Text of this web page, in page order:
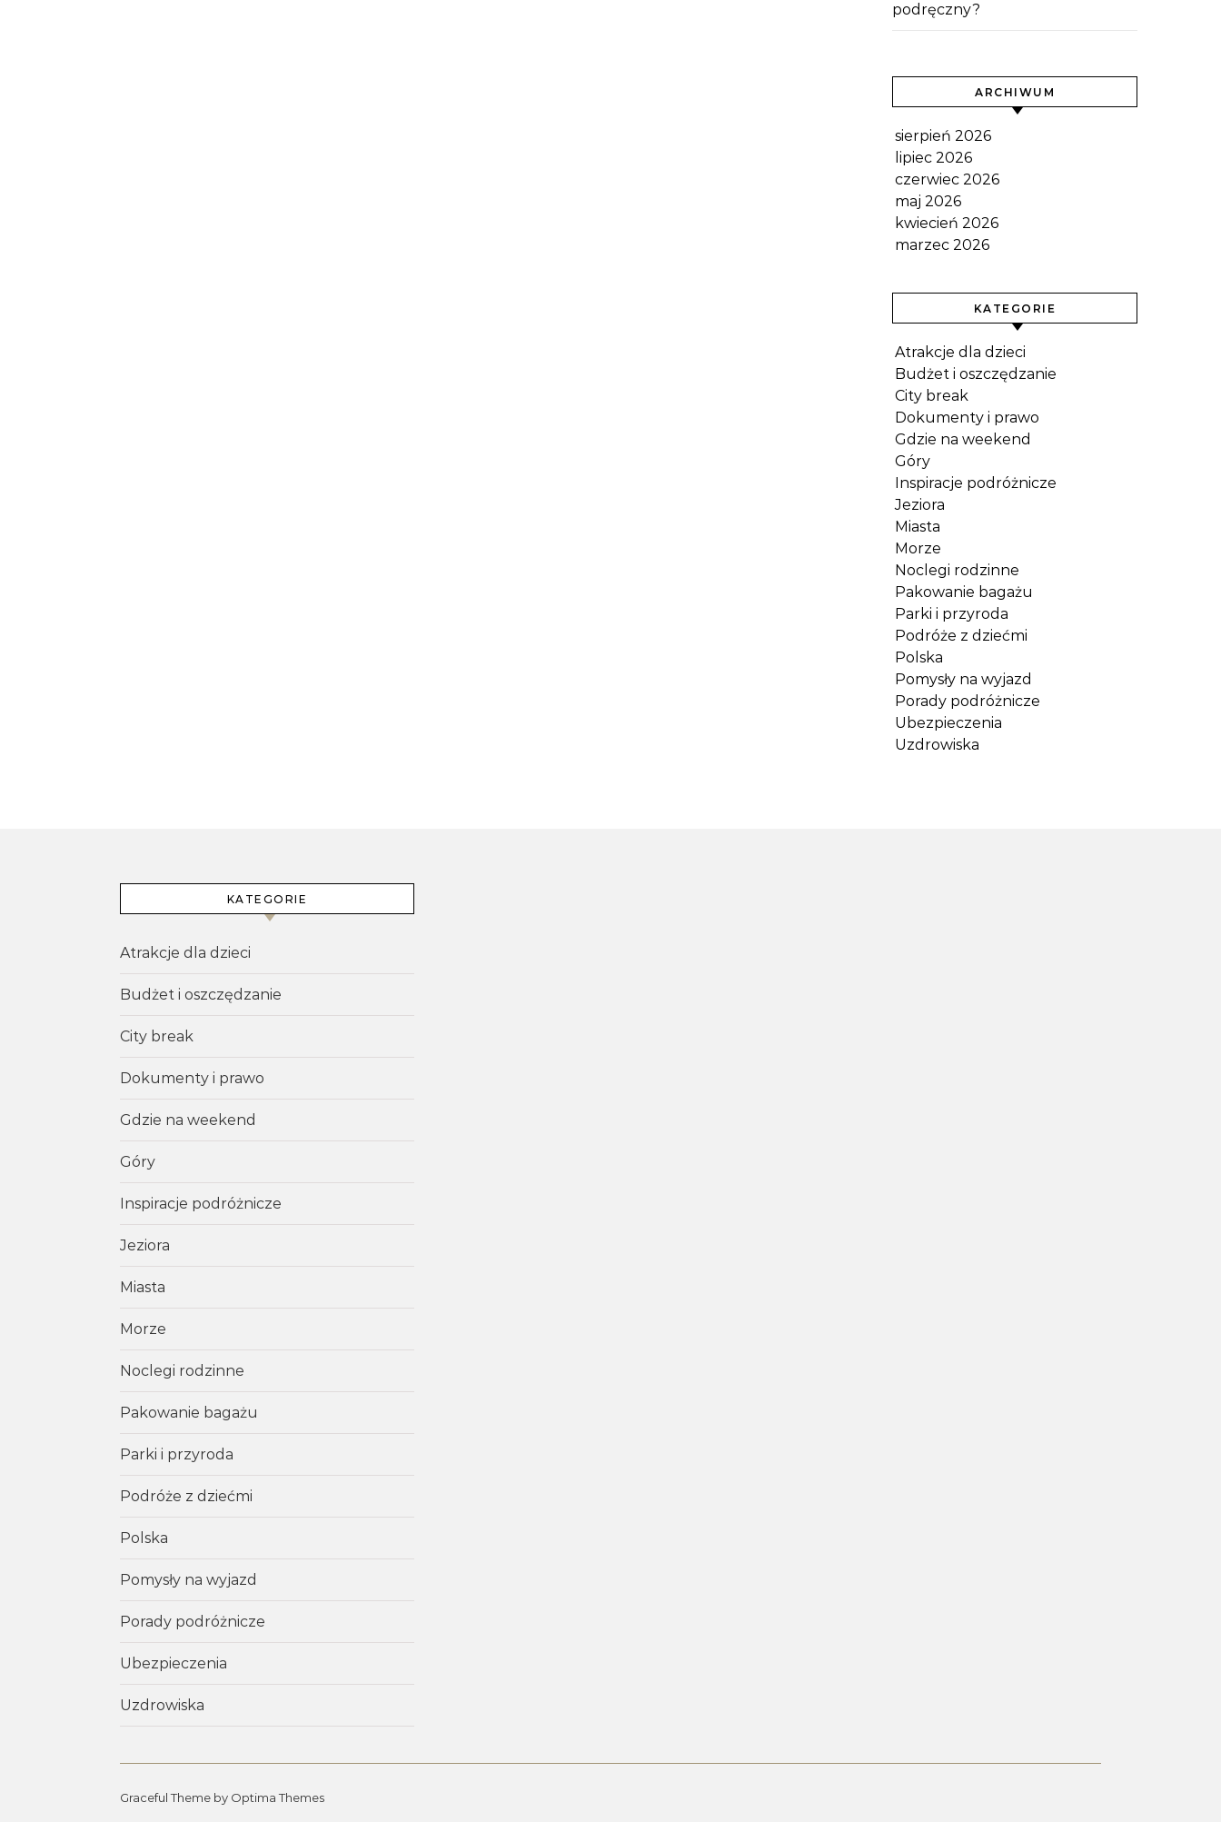
podręczny?
ARCHIWUM
sierpień 2026
lipiec 2026
czerwiec 2026
maj 2026
kwiecień 2026
marzec 2026
KATEGORIE
Atrakcje dla dzieci
Budżet i oszczędzanie
City break
Dokumenty i prawo
Gdzie na weekend
Góry
Inspiracje podróżnicze
Jeziora
Miasta
Morze
Noclegi rodzinne
Pakowanie bagażu
Parki i przyroda
Podróże z dziećmi
Polska
Pomysły na wyjazd
Porady podróżnicze
Ubezpieczenia
Uzdrowiska
KATEGORIE
Atrakcje dla dzieci
Budżet i oszczędzanie
City break
Dokumenty i prawo
Gdzie na weekend
Góry
Inspiracje podróżnicze
Jeziora
Miasta
Morze
Noclegi rodzinne
Pakowanie bagażu
Parki i przyroda
Podróże z dziećmi
Polska
Pomysły na wyjazd
Porady podróżnicze
Ubezpieczenia
Uzdrowiska
Graceful Theme by Optima Themes